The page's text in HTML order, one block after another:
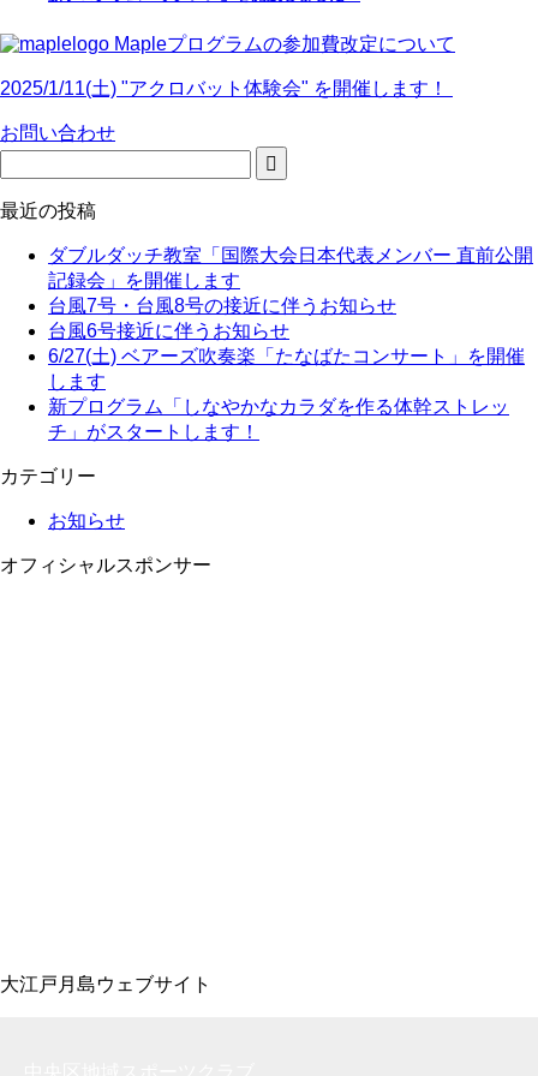
Mapleプログラムの参加費改定について
2025/1/11(土) "アクロバット体験会" を開催します！
お問い合わせ
最近の投稿
ダブルダッチ教室「国際大会日本代表メンバー 直前公開
記録会」を開催します
台風7号・台風8号の接近に伴うお知らせ
台風6号接近に伴うお知らせ
6/27(土) ベアーズ吹奏楽「たなばたコンサート」を開催
します
新プログラム「しなやかなカラダを作る体幹ストレッ
チ」がスタートします！
カテゴリー
お知らせ
オフィシャルスポンサー
大江戸月島ウェブサイト